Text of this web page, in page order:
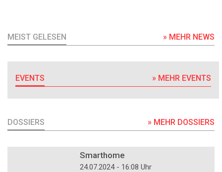
MEIST GELESEN » MEHR NEWS
EVENTS » MEHR EVENTS
DOSSIERS » MEHR DOSSIERS
Smarthome
24.07.2024 - 16:08 Uhr